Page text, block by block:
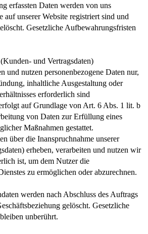
erfassten Daten werden von uns
auf unserer Website registriert sind und
Gesetzliche Aufbewahrungsfristen
und Vertragsdaten)
und nutzen personenbezogene Daten nur,
inhaltliche Ausgestaltung oder
erforderlich sind
auf Grundlage von Art. 6 Abs. 1 lit. b
von Daten zur Erfüllung eines
Maßnahmen gestattet.
über die Inanspruchnahme unserer
erheben, verarbeiten und nutzen wir
ist, um dem Nutzer die
zu ermöglichen oder abzurechnen.
werden nach Abschluss des Auftrags
gelöscht. Gesetzliche
unberührt.